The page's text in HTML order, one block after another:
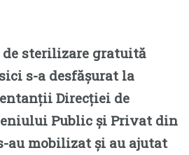
de sterilizare gratuită
s-a desfășurat la
Direcției de
Public și Privat din
au mobilizat și au ajutat